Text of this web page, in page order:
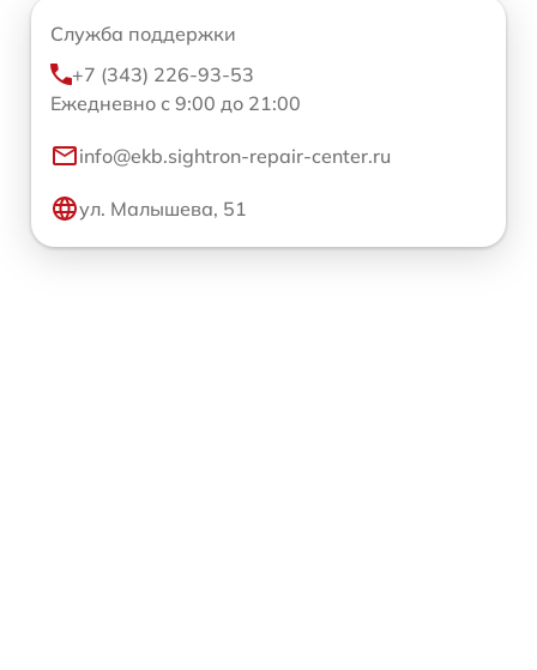
Служба поддержки
+7 (343) 226-93-53
Ежедневно с 9:00 до 21:00
info@ekb.sightron-repair-center.ru
ул. Малышева, 51